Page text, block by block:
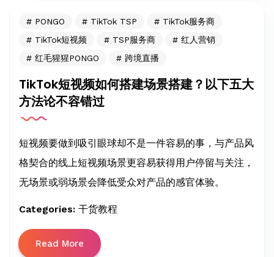
PONGO TikTok TSP
TikTok服务商
TikTok短视频
TSP服务商
红人营销
红毛猩猩PONGO
跨境直播
TikTok短视频如何搭建场景搭建？以下五大
方法论不容错过
短视频要做到吸引眼球却不是一件容易的事，与产品风
格契合的线上短视频场景更容易获得用户停留与关注，
无场景或弱场景会降低受众对产品的感官体验。
Categories: 干货教程
Read More